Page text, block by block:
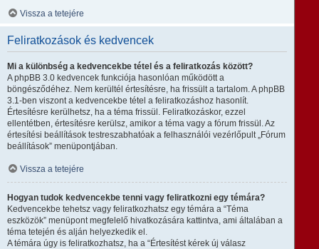
Vissza a tetejére
Feliratkozások és kedvencek
Mi a különbség a kedvencekbe tétel és a feliratkozás között?
A phpBB 3.0 kedvencek funkciója hasonlóan működött a
böngésződéhez. Nem kerültél értesítésre, ha frissült a tartalom. A phpBB
3.1-ben viszont a kedvencekbe tétel a feliratkozáshoz hasonlít.
Értesítésre kerülhetsz, ha a téma frissül. Feliratkozáskor, ezzel
ellentétben, értesítésre kerülsz, amikor a téma vagy a fórum frissül. Az
értesítési beállítások testreszabhatóak a felhasználói vezérlőpult „Fórum
beállítások” menüpontjában.
Vissza a tetejére
Hogyan tudok kedvencekbe tenni vagy feliratkozni egy témára?
Kedvencekbe tehetsz vagy feliratkozhatsz egy témára a “Téma
eszközök” menüpont megfelelő hivatkozására kattintva, ami általában a
téma tetején és alján helyezkedik el.
A témára úgy is feliratkozhatsz, ha a “Értesítést kérek új válasz